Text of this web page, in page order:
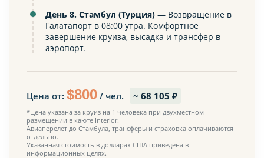
День 8. Стамбул (Турция) — Возвращение в
Галатапорт в 08:00 утра. Комфортное
завершение круиза, высадка и трансфер в
аэропорт.
Цена от: $800 / чел. ~ 68 105 ₽
*Цена указана за круиз на 1 человека при двухместном
размещении в каюте Interior.
Авиаперелет до Стамбула, трансферы и страховка оплачиваются
отдельно.
Указанная стоимость в долларах США приведена в
информационных целях.